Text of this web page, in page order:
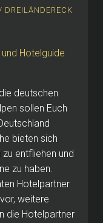
DREILÄNDERECK
deutschen
sollen Euch
bieten sich
entfliehen und
zu haben.
Hotelpartner
weitere
die Hotelpartner